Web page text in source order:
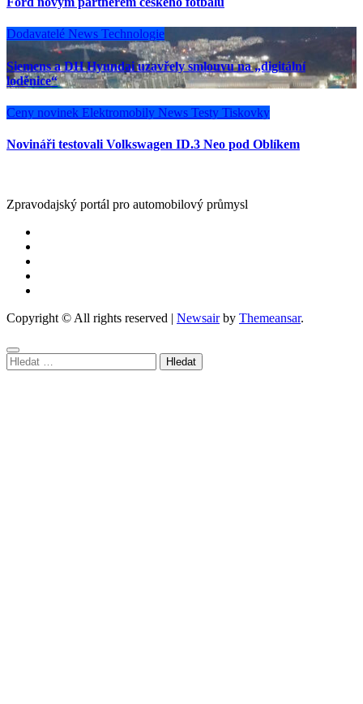
Dodavatelé News Technologie
Siemens a DH Hyundai uzavřely smlouvu na „digitální
loděnice“
Ceny novinek Elektromobily News Testy Tiskovky
Novináři testovali Volkswagen ID.3 Neo pod Oblíkem
Zpravodajský portál pro automobilový průmysl
Copyright © All rights reserved | Newsairby Themeansar.
Vyhledávání